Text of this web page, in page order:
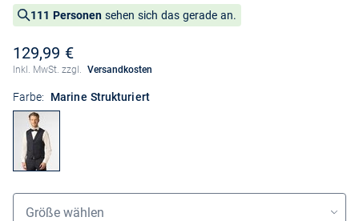
111 Personen sehen sich das gerade an.
129,99 €
Inkl. MwSt. zzgl. Versandkosten
Farbe: Marine Strukturiert
Größenauswahl
Größe wählen